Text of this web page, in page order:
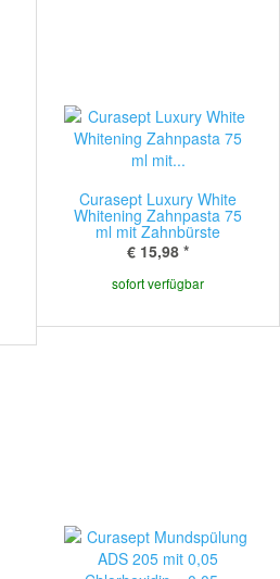
Curasept Luxury White
Whitening Zahnpasta 75
ml mit Zahnbürste
€ 15,98 *
sofort verfügbar